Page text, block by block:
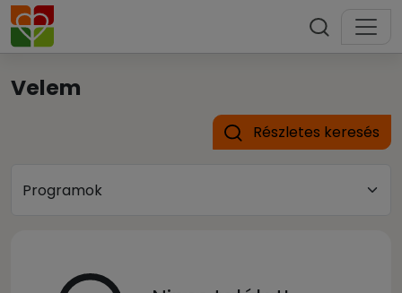
Velem
Részletes keresés